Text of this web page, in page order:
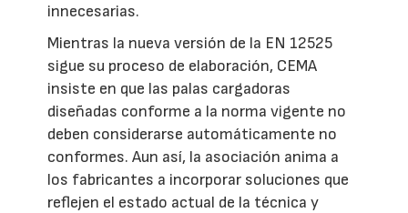
innecesarias.
Mientras la nueva versión de la EN 12525
sigue su proceso de elaboración, CEMA
insiste en que las palas cargadoras
diseñadas conforme a la norma vigente no
deben considerarse automáticamente no
conformes. Aun así, la asociación anima a
los fabricantes a incorporar soluciones que
reflejen el estado actual de la técnica y